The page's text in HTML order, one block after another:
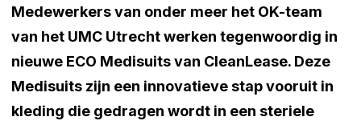
Medewerkers van onder meer het OK-team
van het UMC Utrecht werken tegenwoordig in
nieuwe ECO Medisuits van CleanLease. Deze
Medisuits zijn een innovatieve stap vooruit in
kleding die gedragen wordt in een steriele